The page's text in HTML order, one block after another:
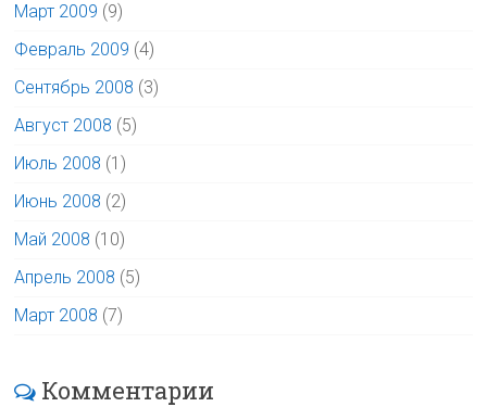
Март 2009 (9)
Февраль 2009 (4)
Сентябрь 2008 (3)
Август 2008 (5)
Июль 2008 (1)
Июнь 2008 (2)
Май 2008 (10)
Апрель 2008 (5)
Март 2008 (7)
Комментарии